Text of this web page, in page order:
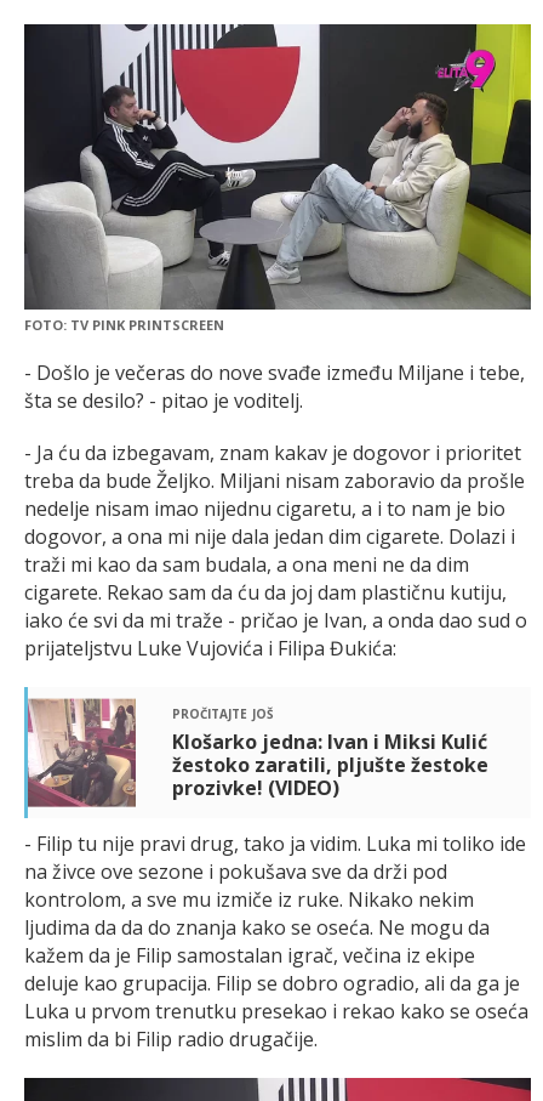
FOTO: TV PINK PRINTSCREEN
- Došlo je večeras do nove svađe između Miljane i tebe,
šta se desilo? - pitao je voditelj.
- Ja ću da izbegavam, znam kakav je dogovor i prioritet
treba da bude Željko. Miljani nisam zaboravio da prošle
nedelje nisam imao nijednu cigaretu, a i to nam je bio
dogovor, a ona mi nije dala jedan dim cigarete. Dolazi i
traži mi kao da sam budala, a ona meni ne da dim
cigarete. Rekao sam da ću da joj dam plastičnu kutiju,
iako će svi da mi traže - pričao je Ivan, a onda dao sud o
prijateljstvu Luke Vujovića i Filipa Đukića:
pročitajte još
Klošarko jedna: Ivan i Miksi Kulić
žestoko zaratili, pljušte žestoke
prozivke! (VIDEO)
- Filip tu nije pravi drug, tako ja vidim. Luka mi toliko ide
na živce ove sezone i pokušava sve da drži pod
kontrolom, a sve mu izmiče iz ruke. Nikako nekim
ljudima da da do znanja kako se oseća. Ne mogu da
kažem da je Filip samostalan igrač, večina iz ekipe
deluje kao grupacija. Filip se dobro ogradio, ali da ga je
Luka u prvom trenutku presekao i rekao kako se oseća
mislim da bi Filip radio drugačije.